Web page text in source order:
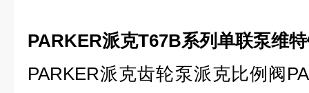
PARKER派克T67B系列单联泵维
PARKER派克齿轮泵派克比例阀